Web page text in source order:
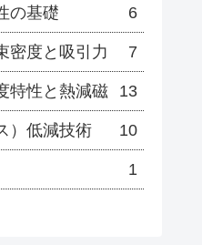
の基礎 6
密度と吸引力 7
特性と熱減磁 13
）低減技術 10
1